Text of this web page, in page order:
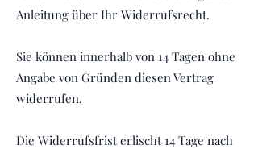
Anleitung über Ihr Widerrufsrecht.
Sie können innerhalb von 14 Tagen ohne
Angabe von Gründen diesen Vertrag
widerrufen.
Die Widerrufsfrist erlischt 14 Tage nach